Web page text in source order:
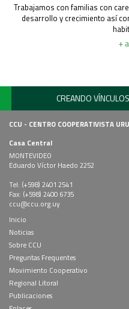
Trabajamos con familias con
desarrollo y crecimiento así
+
CREANDO
CCU - CENTRO COOPERATIVISTA
Casa Central
MONTEVIDEO
Eduardo Víctor Haedo 2252
Tel: (+598) 2401 2541
Fax: (+598) 2400 6735
ccu@ccu.org.uy
Inicio
Noticias
Sobre CCU
Preguntas Frequentes
Movimiento Cooperativo
Regional Litoral
Publicaciones